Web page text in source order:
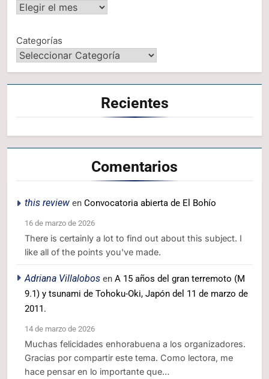
Categorías
Recientes
Comentarios
this review en Convocatoria abierta de El Bohío
16 de marzo de 2026
There is certainly a lot to find out about this subject. I
like all of the points you've made.
Adriana Villalobos en A 15 años del gran terremoto (M
9.1) y tsunami de Tohoku-Oki, Japón del 11 de marzo de
2011.
14 de marzo de 2026
Muchas felicidades enhorabuena a los organizadores.
Gracias por compartir este tema. Como lectora, me
hace pensar en lo importante que…